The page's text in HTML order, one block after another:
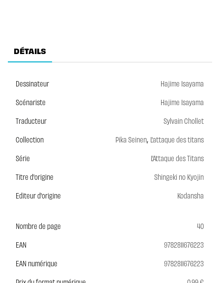
DÉTAILS
Dessinateur
Hajime Isayama
Scénariste
Hajime Isayama
Traducteur
Sylvain Chollet
Collection
Pika Seinen, L'attaque des titans
Série
L'Attaque des Titans
Titre d'origine
Shingeki no Kyojin
Editeur d'origine
Kodansha
Nombre de page
40
EAN
9782811676223
EAN numérique
9782811676223